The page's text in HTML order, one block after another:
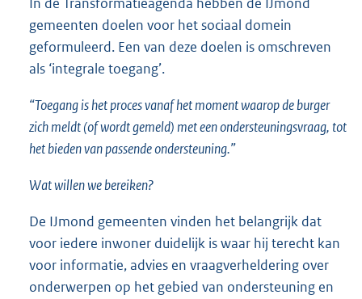
gemeenten doelen voor het sociaal domein
geformuleerd. Een van deze doelen is omschreven
als ‘integrale toegang’.
“Toegang is het proces vanaf het moment waarop de burger
zich meldt (of wordt gemeld) met een ondersteuningsvraag, tot
het bieden van passende ondersteuning.”
Wat willen we bereiken?
De IJmond gemeenten vinden het belangrijk dat
voor iedere inwoner duidelijk is waar hij terecht kan
voor informatie, advies en vraagverheldering over
onderwerpen op het gebied van ondersteuning en